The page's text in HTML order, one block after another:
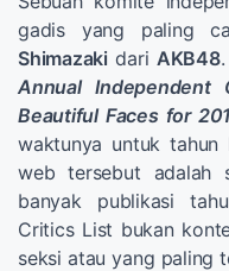
gadis yang paling
Shimazaki dari AKB48.
Annual
Beautiful Faces for
waktunya untuk
web tersebut adalah
banyak publikasi
Critics List bukan
seksi atau yang paling